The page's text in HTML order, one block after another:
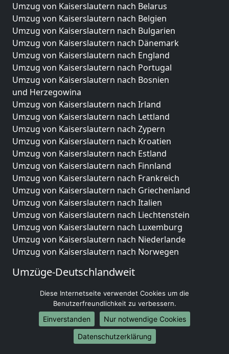
Umzug von Kaiserslautern nach Belarus
Umzug von Kaiserslautern nach Belgien
Umzug von Kaiserslautern nach Bulgarien
Umzug von Kaiserslautern nach Dänemark
Umzug von Kaiserslautern nach England
Umzug von Kaiserslautern nach Portugal
Umzug von Kaiserslautern nach Bosnien
und Herzegowina
Umzug von Kaiserslautern nach Irland
Umzug von Kaiserslautern nach Lettland
Umzug von Kaiserslautern nach Zypern
Umzug von Kaiserslautern nach Kroatien
Umzug von Kaiserslautern nach Estland
Umzug von Kaiserslautern nach Finnland
Umzug von Kaiserslautern nach Frankreich
Umzug von Kaiserslautern nach Griechenland
Umzug von Kaiserslautern nach Italien
Umzug von Kaiserslautern nach Liechtenstein
Umzug von Kaiserslautern nach Luxemburg
Umzug von Kaiserslautern nach Niederlande
Umzug von Kaiserslautern nach Norwegen
Umzüge-Deutschlandweit
Umzug von Kaiserslautern nach Berlin
Umzug von Kaiserslautern nach Hamburg
Umzug von Kaiserslautern nach München
Umzug von Kaiserslautern nach Köln
Umzug von Kaiserslautern nach Frankfurt am Main
Diese Internetseite verwendet Cookies um die
Benutzerfreundlichkeit zu verbessern.
Einverstanden
Nur notwendige Cookies
Datenschutzerklärung